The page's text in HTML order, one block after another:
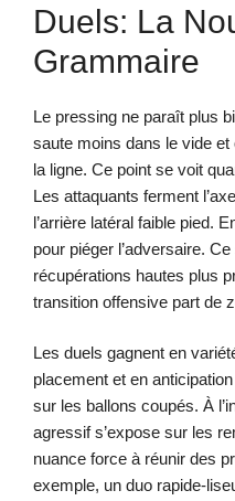
Duels: La
Grammaire
Le pressing ne paraît plus
saute moins dans le vide et
la ligne. Ce point se voit
Les attaquants ferment
l’arrière latéral faible pied.
pour piéger l’adversaire.
récupérations hautes plus
transition offensive part de
Les duels gagnent en
placement et en
sur les ballons coupés. À
agressif s’expose sur les
nuance force à réunir des
exemple, un duo rapide-